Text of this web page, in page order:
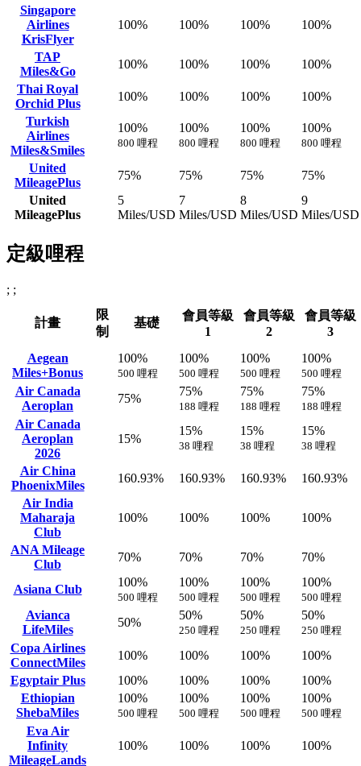
Singapore
Airlines
KrisFlyer
100% 100% 100% 100%
TAP
Miles&Go
100% 100% 100%
100%
Thai Royal
Orchid Plus
100% 100% 100%
100%
Turkish
Airlines
Miles&Smiles
100%
800 哩程
100%
800 哩程
100%
800 哩程
100%
800 哩程
United
MileagePlus
75% 75% 75%
75%
United
MileagePlus
5
Miles/USD
7
Miles/USD
8
Miles/USD
9
Miles/USD
定級哩程
; ;
計畫
限
制
基礎
會員等級
1
會員等級
2
會員等級
3
Aegean
Miles+Bonus
100%
500 哩程
100%
500 哩程
100%
500 哩程
100%
500 哩程
Air Canada
Aeroplan
75%
75%
188 哩程
75%
188 哩程
75%
188 哩程
Air Canada
Aeroplan
2026
15%
15%
38 哩程
15%
38 哩程
15%
38 哩程
Air China
PhoenixMiles
160.93% 160.93% 160.93%
160.93%
Air India
Maharaja
Club
100% 100% 100% 100%
ANA Mileage
Club
70% 70% 70% 70%
Asiana Club
100%
500 哩程
100%
500 哩程
100%
500 哩程
100%
500 哩程
Avianca
LifeMiles
50%
50%
250 哩程
50%
250 哩程
50%
250 哩程
Copa Airlines
ConnectMiles
100% 100% 100%
100%
Egyptair Plus
100% 100% 100%
100%
Ethiopian
ShebaMiles
100%
500 哩程
100%
500 哩程
100%
500 哩程
100%
500 哩程
Eva Air
Infinity
MileageLands
100% 100% 100% 100%